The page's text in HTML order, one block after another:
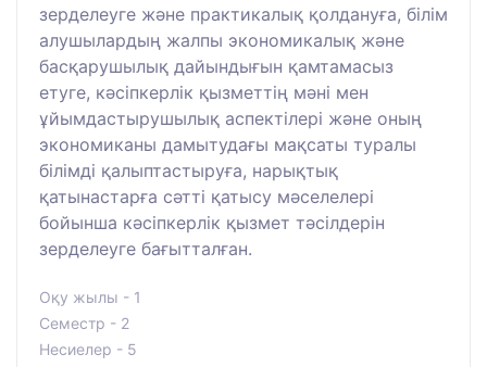
зерделеуге және практикалық қолдануға, білім
алушылардың жалпы экономикалық және
басқарушылық дайындығын қамтамасыз
етуге, кәсіпкерлік қызметтің мәні мен
ұйымдастырушылық аспектілері және оның
экономиканы дамытудағы мақсаты туралы
білімді қалыптастыруға, нарықтық
қатынастарға сәтті қатысу мәселелері
бойынша кәсіпкерлік қызмет тәсілдерін
зерделеуге бағытталған.
Оқу жылы - 1
Семестр - 2
Несиелер - 5